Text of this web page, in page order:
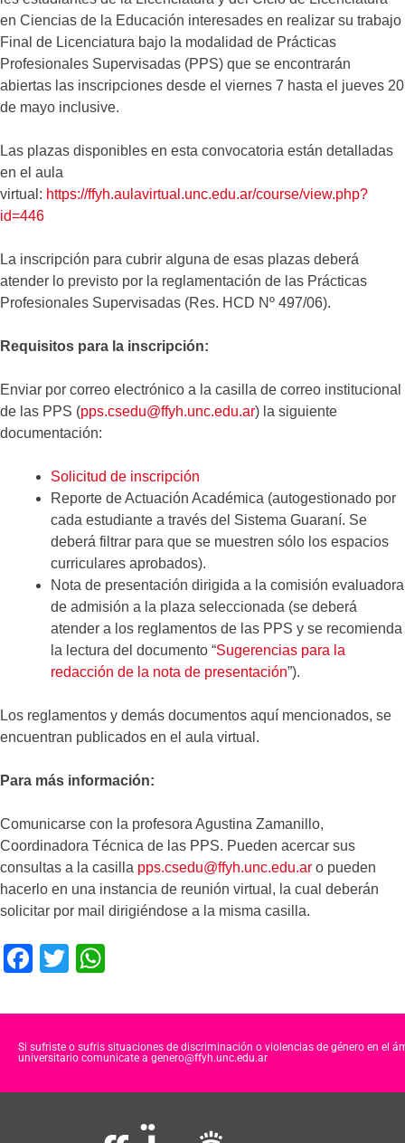
en Ciencias de la Educación interesades en realizar su trabajo
Final de Licenciatura bajo la modalidad de Prácticas
Profesionales Supervisadas (PPS) que se encontrarán
abiertas las inscripciones desde el viernes 7 hasta el jueves 20
de mayo inclusive.
Las plazas disponibles en esta convocatoria están detalladas
en el aula
virtual: https://ffyh.aulavirtual.unc.edu.ar/course/view.php?
id=446
La inscripción para cubrir alguna de esas plazas deberá
atender lo previsto por la reglamentación de las Prácticas
Profesionales Supervisadas (Res. HCD Nº 497/06).
Requisitos para la inscripción:
Enviar por correo electrónico a la casilla de correo institucional
de las PPS (pps.csedu@ffyh.unc.edu.ar) la siguiente
documentación:
Solicitud de inscripción
Reporte de Actuación Académica (autogestionado por
cada estudiante a través del Sistema Guaraní. Se
deberá filtrar para que se muestren sólo los espacios
curriculares aprobados).
Nota de presentación dirigida a la comisión evaluadora
de admisión a la plaza seleccionada (se deberá
atender a los reglamentos de las PPS y se recomienda
la lectura del documento “Sugerencias para la
redacción de la nota de presentación”).
Los reglamentos y demás documentos aquí mencionados, se
encuentran publicados en el aula virtual.
Para más información:
Comunicarse con la profesora Agustina Zamanillo,
Coordinadora Técnica de las PPS. Pueden acercar sus
consultas a la casilla pps.csedu@ffyh.unc.edu.ar o pueden
hacerlo en una instancia de reunión virtual, la cual deberán
solicitar por mail dirigiéndose a la misma casilla.
F
c
e
o
T
tt
er
at
s
p
p
Si sufriste o sufris situaciones de discriminación o violencias de género en el
universitario comunicate a genero@ffyh.unc.edu.ar